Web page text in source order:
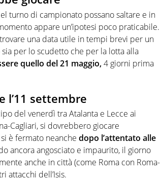
turno di campionato possano saltare e in
appare un’ipotesi poco praticabile.
una data utile in tempi brevi per un
per lo scudetto che per la lotta alla
quello del 21 maggio,4 giorni prima
l’11 settembre
del venerdì tra Atalanta e Lecce ai
Cagliari, si dovrebbero giocare
è fermato neanche dopo l’attentato alle
ancora angosciato e impaurito, il giorno
anche in città (come Roma con Roma-
attacchi dell’Isis.